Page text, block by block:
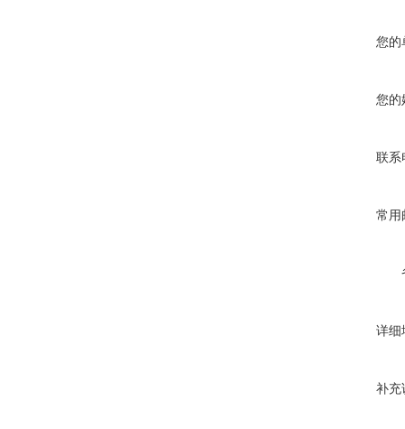
您的
您的
联系
常用
详细
补充